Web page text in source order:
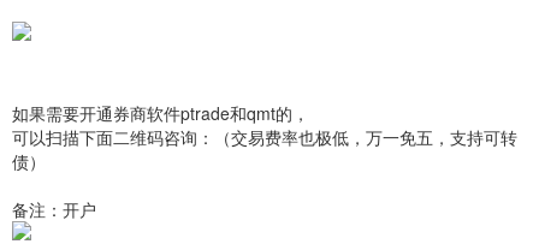
如果需要开通券商软件ptrade和qmt的，
可以扫描下面二维码咨询：（交易费率也极低，万一免五，支持可转
债）
备注：开户